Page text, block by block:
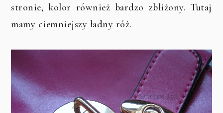
stronie, kolor również bardzo zbliżony. Tutaj
mamy ciemniejszy ładny róż.